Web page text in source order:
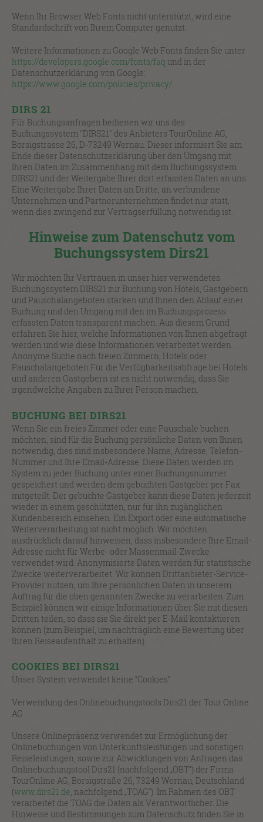
Wenn Ihr Browser Web Fonts nicht unterstützt, wird eine
Standardschrift von Ihrem Computer genutzt.
Weitere Informationen zu Google Web Fonts finden Sie unter
https://developers.google.com/fonts/faq und in der
Datenschutzerklärung von Google:
https://www.google.com/policies/privacy/
DIRS 21
Für Buchungsanfragen bedienen wir uns des
Buchungssystem "DIRS21" des Anbieters TourOnline AG,
Borsigstrasse 26, D-73249 Wernau. Dieser informiert Sie am
Ende dieser Datenschutzerklärung über den Umgang mit
Ihren Daten im Zusammenhang mit dem Buchungssystem
DIRS21 und der Weitergabe Ihrer dort erfassten Daten an uns.
Eine Weitergabe Ihrer Daten an Dritte, an verbundene
Unternehmen und Partnerunternehmen findet nur statt,
wenn dies zwingend zur Vertragserfüllung notwendig ist.
Hinweise zum Datenschutz vom
Buchungssystem Dirs21
Wir möchten Ihr Vertrauen in unser hier verwendetes
Buchungssystem DIRS21 zur Buchung von Hotels, Gastgebern
und Pauschalangeboten stärken und Ihnen den Ablauf einer
Buchung und den Umgang mit den im Buchungsprozess
erfassten Daten transparent machen. Aus diesem Grund
erfahren Sie hier, welche Informationen von Ihnen abgefragt
werden und wie diese Informationen verarbeitet werden.
Anonyme Suche nach freien Zimmern, Hotels oder
Pauschalangeboten Für die Verfügbarkeitsabfrage bei Hotels
und anderen Gastgebern ist es nicht notwendig, dass Sie
irgendwelche Angaben zu Ihrer Person machen.
BUCHUNG BEI DIRS21
Wenn Sie ein freies Zimmer oder eine Pauschale buchen
möchten, sind für die Buchung persönliche Daten von Ihnen
notwendig, dies sind insbesondere Name, Adresse, Telefon-
Nummer und Ihre Email-Adresse. Diese Daten werden im
System zu jeder Buchung unter einer Buchungsnummer
gespeichert und werden dem gebuchten Gastgeber per Fax
mitgeteilt. Der gebuchte Gastgeber kann diese Daten jederzeit
wieder in einem geschützten, nur für ihn zugänglichen
Kundenbereich einsehen. Ein Export oder eine automatische
Weiterverarbeitung ist nicht möglich. Wir möchten
ausdrücklich darauf hinweisen, dass insbesondere Ihre Email-
Adresse nicht für Werbe- oder Massenmail-Zwecke
verwendet wird. Anonymisierte Daten werden für statistische
Zwecke weiterverarbeitet. Wir können Drittanbieter-Service-
Provider nutzen, um Ihre persönlichen Daten in unserem
Auftrag für die oben genannten Zwecke zu verarbeiten. Zum
Beispiel können wir einige Informationen über Sie mit diesen
Dritten teilen, so dass sie Sie direkt per E-Mail kontaktieren
können (zum Beispiel, um nachträglich eine Bewertung über
Ihren Reiseaufenthalt zu erhalten).
COOKIES BEI DIRS21
Unser System verwendet keine “Cookies”.
Verwendung des Onlinebuchungstools Dirs21 der Tour Online
AG
Unsere Onlinepräsenz verwendet zur Ermöglichung der
Onlinebuchungen von Unterkunftsleistungen und sonstigen
Reiseleistungen, sowie zur Abwicklungen von Anfragen das
Onlinebuchungstool Dirs21 (nachfolgend „OBT“) der Firma
TourOnline AG, Borsigstraße 26, 73249 Wernau, Deutschland
(www.dirs21.de, nachfolgend „TOAG“). Im Rahmen des OBT
verarbeitet die TOAG die Daten als Verantwortlicher. Die
Hinweise und Bestimmungen zum Datenschutz finden Sie in